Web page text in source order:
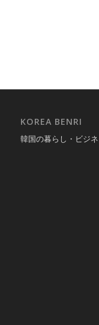
KOREA BENRI
韓国の暮らし・ビジ